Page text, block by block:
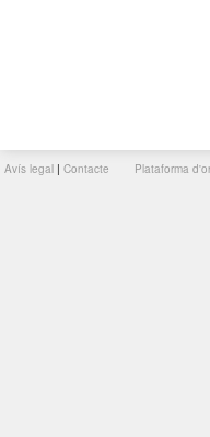
Avís legal | Contacte Plataforma